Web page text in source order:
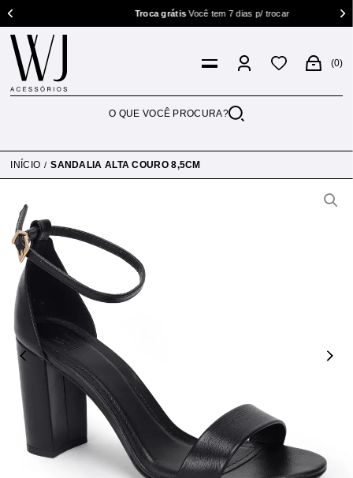
Troca grátisVocê tem 7 dias p/ trocar
0
INÍCIO SANDALIA ALTA COURO 8,5CM